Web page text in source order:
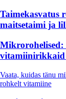
Taimekasvatus
maitsetaimi ja
Mikrorohelised:
vitamiinirikkaid
Vaata, kuidas tänu
rohkelt vitamiine